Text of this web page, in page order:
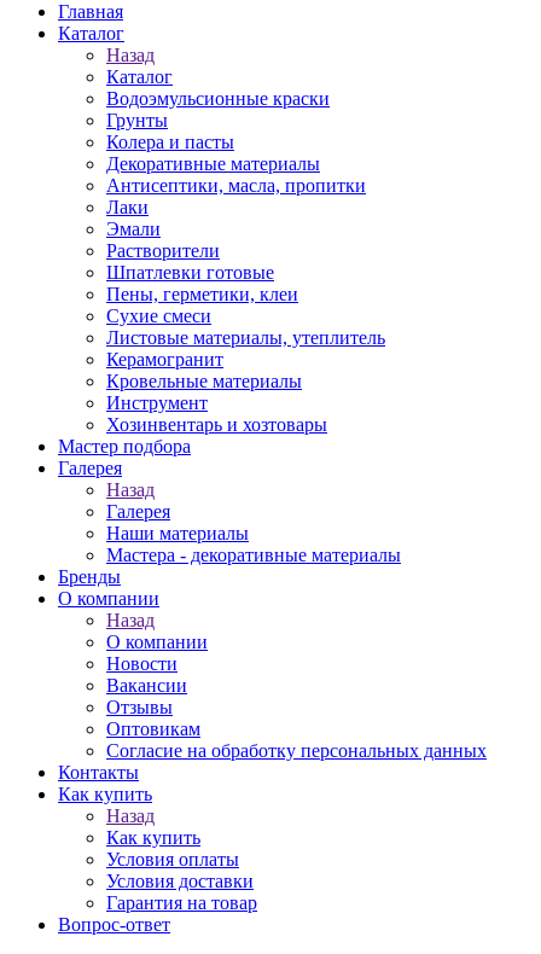
Главная
Каталог
Назад
Каталог
Водоэмульсионные краски
Грунты
Колера и пасты
Декоративные материалы
Антисептики, масла, пропитки
Лаки
Эмали
Растворители
Шпатлевки готовые
Пены, герметики, клеи
Сухие смеси
Листовые материалы, утеплитель
Керамогранит
Кровельные материалы
Инструмент
Хозинвентарь и хозтовары
Мастер подбора
Галерея
Назад
Галерея
Наши материалы
Мастера - декоративные материалы
Бренды
О компании
Назад
О компании
Новости
Вакансии
Отзывы
Оптовикам
Cогласие на обработку персональных данных
Контакты
Как купить
Назад
Как купить
Условия оплаты
Условия доставки
Гарантия на товар
Вопрос-ответ